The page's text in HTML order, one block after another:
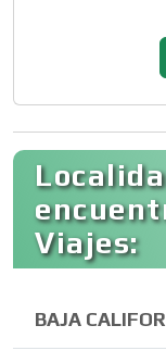
Viajes:
BAJA